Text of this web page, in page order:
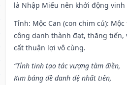
là Nhập Miếu nên khởi động vinh
Tỉnh: Mộc Can (con chim cú):
công danh thành đạt, thăng tiến,
cất thuận lợi vô cùng.
“Tỉnh tinh tạo tác vượng tàm điền,
Kim bảng đề danh đệ nhất tiên,